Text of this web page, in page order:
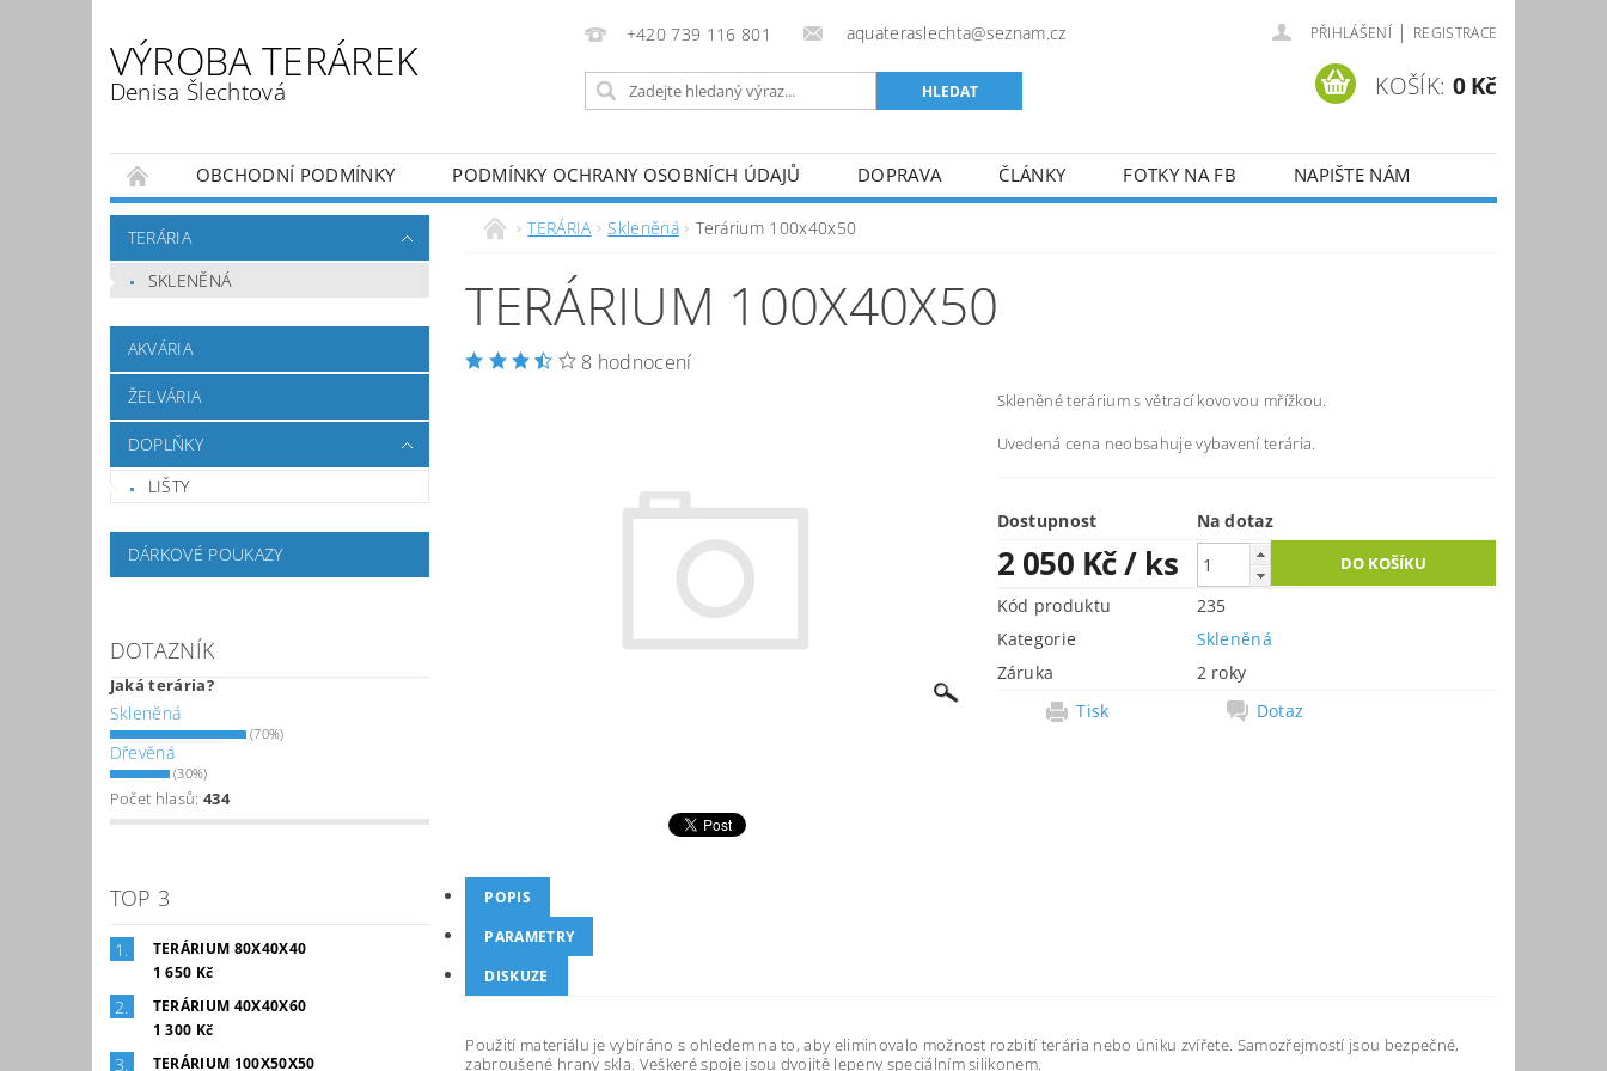
VÝROBA TERÁREK
Denisa Šlechtová
+420 739 116 801 aquateraslechta@seznam.cz PŘIHLÁŠENÍ | REGISTRACE
KOŠÍK: 0 Kč
OBCHODNÍ PODMÍNKY PODMÍNKY OCHRANY OSOBNÍCH ÚDAJŮ DOPRAVA ČLÁNKY FOTKY NA FB
NAPIŠTE NÁM
KONTAKT
TERÁRIA
SKLENĚNÁ
AKVÁRIA
ŽELVÁRIA
DOPLŇKY
LIŠTY
DÁRKOVÉ POUKAZY
DOTAZNÍK
Jaká terária?
Skleněná
(70%)
Dřevěná
(30%)
Počet hlasů: 434
TOP 3
TERÁRIUM 80X40X40
1 650 Kč
TERÁRIUM 40X40X60
1 300 Kč
TERÁRIUM 100X50X50
TERÁRIA Skleněná Terárium 100x40x50
TERÁRIUM 100X40X50
8 hodnocení
Skleněné terárium s větrací kovovou mřížkou.
Uvedená cena neobsahuje vybavení terária.
Dostupnost Na dotaz
2 050 Kč/ ks
Kód produktu
235
Kategorie
Skleněná
Záruka
2 roky
Tisk
Dotaz
POPIS
PARAMETRY
DISKUZE
Použití materiálu je vybíráno s ohledem na to, aby eliminovalo možnost rozbití terária nebo úniku zvířete. Samozřejmostí jsou bezpečné,
zabroušené hrany skla. Veškeré spoje jsou dvojitě lepeny speciálním silikonem.